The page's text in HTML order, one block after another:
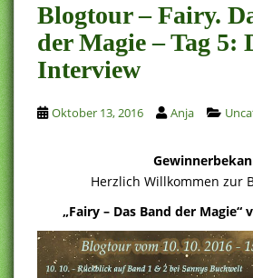
Blogtour – Fairy.
der Magie – Tag 5:
Interview
Oktober 13, 2016 Anja
Herzlich Willkommen zur
„Fairy – Das Band der Magie“